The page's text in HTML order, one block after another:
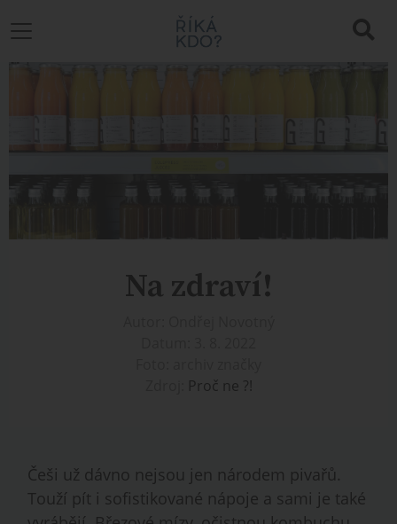
Na zdraví!
Proč ne ?!
Češi už dávno nejsou jen národem pivařů.
Touží pít i sofistikované nápoje a sami je také